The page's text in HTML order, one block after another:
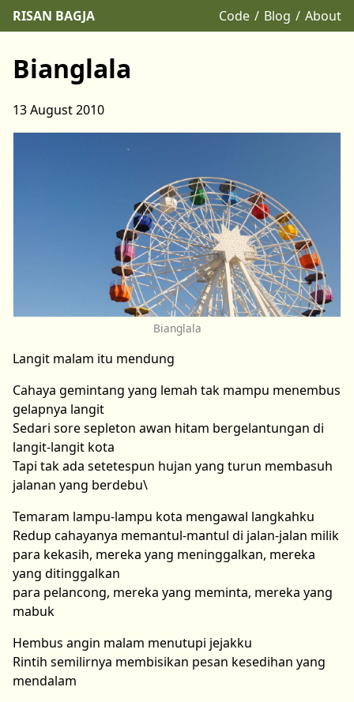
RISAN BAGJA Code Blog About
Bianglala
13 August 2010
Bianglala
Langit malam itu mendung
Cahaya gemintang yang lemah tak mampu menembus
gelapnya langit
Sedari sore sepleton awan hitam bergelantungan di
langit-langit kota
Tapi tak ada setetespun hujan yang turun membasuh
jalanan yang berdebu\
Temaram lampu-lampu kota mengawal langkahku
Redup cahayanya memantul-mantul di jalan-jalan milik
para kekasih, mereka yang meninggalkan, mereka
yang ditinggalkan
para pelancong, mereka yang meminta, mereka yang
mabuk
Hembus angin malam menutupi jejakku
Rintih semilirnya membisikan pesan kesedihan yang
mendalam